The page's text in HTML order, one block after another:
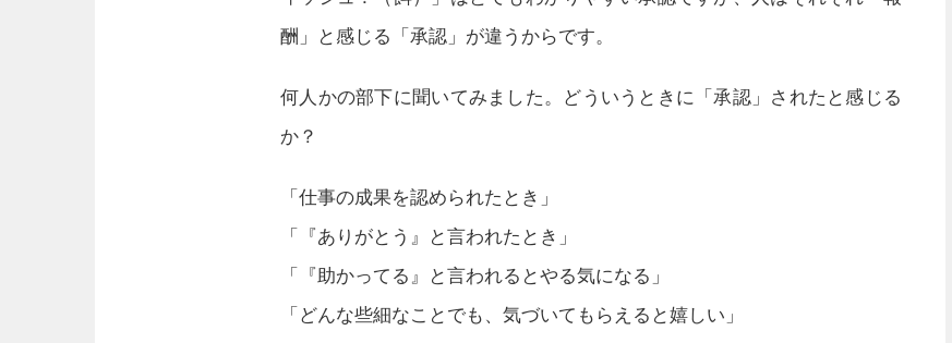
酬」と感じる「承認」が違うからです。
何人かの部下に聞いてみました。どういうときに「承認」されたと感じる
か？
「仕事の成果を認められたとき」
「『ありがとう』と言われたとき」
「『助かってる』と言われるとやる気になる」
「どんな些細なことでも、気づいてもらえると嬉しい」